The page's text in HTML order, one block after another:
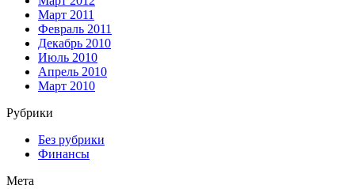
Март 2011
Февраль 2011
Декабрь 2010
Июль 2010
Апрель 2010
Март 2010
Рубрики
Без рубрики
Финансы
Мета